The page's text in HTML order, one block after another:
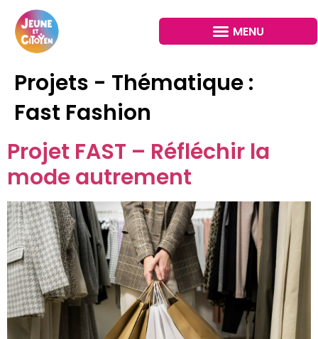
Projets - Thématique :
Fast Fashion
Projet FAST – Réfléchir la
mode autrement